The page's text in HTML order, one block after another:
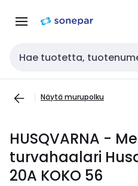
navigointiinsisältöön
Haku
Näytä murupolku
HUSQVARNA -
turvahaalari
20A KOKO 56